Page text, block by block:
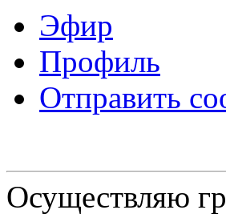
Эфир
Профиль
Отправить
Осуществляю